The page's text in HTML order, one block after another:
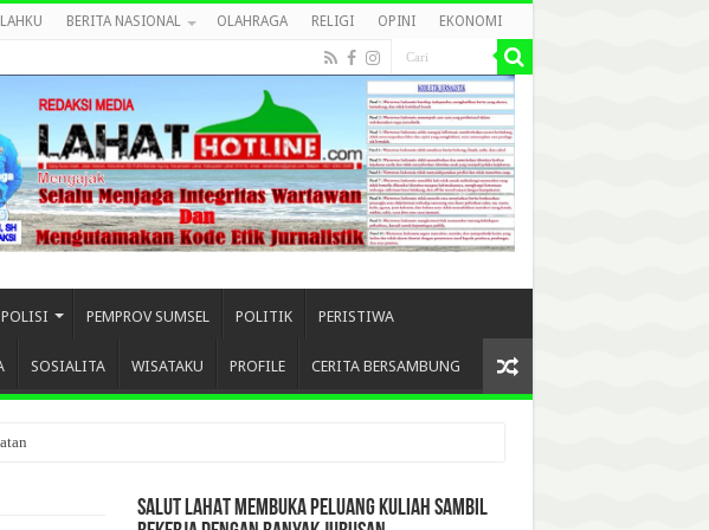
BERITA NASIONAL OLAHRAGA RELIGI OPINI EKONOMI
PEMPROV SUMSEL POLITIK PERISTIWA
SOSIALITA WISATAKU PROFILE CERITA BERSAMBUNG
SALUT LAHAT MEMBUKA PELUANG KULIAH SAMBIL